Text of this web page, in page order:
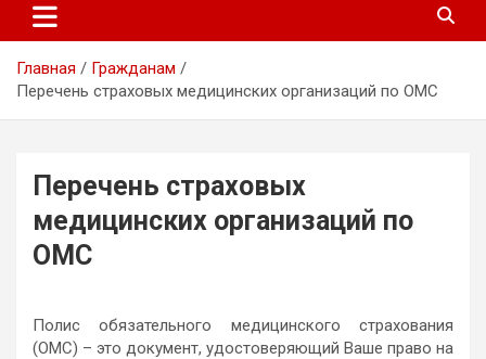
Главная
Гражданам
Перечень страховых медицинских организаций по ОМС
Перечень страховых
медицинских организаций по
ОМС
Полис обязательного медицинского страхования
(ОМС) – это документ, удостоверяющий Ваше право на